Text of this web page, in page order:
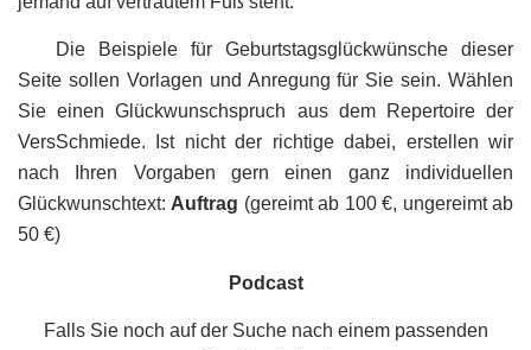
Die Beispiele für Geburtstagsglückwünsche dieser
Seite sollen Vorlagen und Anregung für Sie sein. Wählen
Sie einen Glückwunschspruch aus dem Repertoire der
VersSchmiede. Ist nicht der richtige dabei, erstellen wir
nach Ihren Vorgaben gern einen ganz individuellen
Glückwunschtext: Auftrag (gereimt ab 100 €, ungereimt ab
50 €)
Podcast
Falls Sie noch auf der Suche nach einem passenden